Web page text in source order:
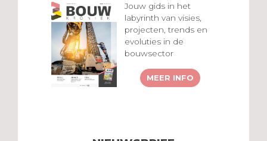
Jouw gids in het
labyrinth van visies,
projecten, trends en
evoluties in de
bouwsector
MEER INFO